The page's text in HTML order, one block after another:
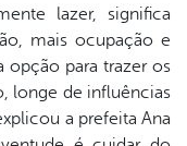
lazer, significa
mais ocupação e
opção para trazer os
longe de influências
a prefeita Ana